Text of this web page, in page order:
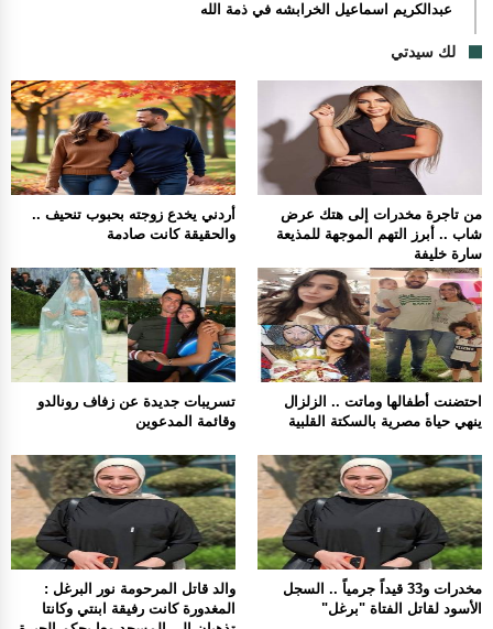
عبدالكريم اسماعيل الخرابشه في ذمة الله
لك سيدتي
أردني يخدع زوجته بحبوب تنحيف ..
والحقيقة كانت صادمة
من تاجرة مخدرات إلى هتك عرض
شاب .. أبرز التهم الموجهة للمذيعة
سارة خليفة
تسريبات جديدة عن زفاف رونالدو
وقائمة المدعوين
احتضنت أطفالها وماتت .. الزلزال
ينهي حياة مصرية بالسكتة القلبية
والد قاتل المرحومة نور البرغل :
المغدورة كانت رفيقة ابنتي وكانتا
مخدرات و33 قيداً جرمياً .. السجل
الأسود لقاتل الفتاة "برغل"